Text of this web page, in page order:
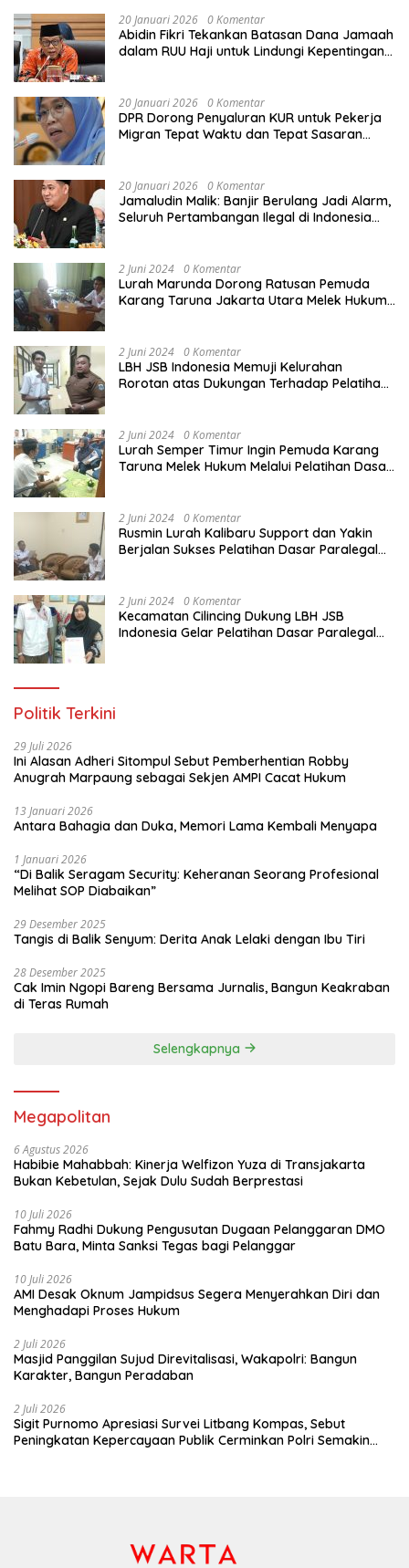
20 Januari 2026 0 Komentar
Abidin Fikri Tekankan Batasan Dana Jamaah
dalam RUU Haji untuk Lindungi Kepentingan
20 Januari 2026 0 Komentar
DPR Dorong Penyaluran KUR untuk Pekerja
Migran Tepat Waktu dan Tepat Sasaran
20 Januari 2026 0 Komentar
Jamaludin Malik: Banjir Berulang Jadi Alarm,
Seluruh Pertambangan Ilegal di Indonesia
2 Juni 2024 0 Komentar
Lurah Marunda Dorong Ratusan Pemuda
Karang Taruna Jakarta Utara Melek Hukum
2 Juni 2024 0 Komentar
LBH JSB Indonesia Memuji Kelurahan
Rorotan atas Dukungan Terhadap Pelatihan
2 Juni 2024 0 Komentar
Lurah Semper Timur Ingin Pemuda Karang
Taruna Melek Hukum Melalui Pelatihan Dasar
2 Juni 2024 0 Komentar
Rusmin Lurah Kalibaru Support dan Yakin
Berjalan Sukses Pelatihan Dasar Paralegal
2 Juni 2024 0 Komentar
Kecamatan Cilincing Dukung LBH JSB
Indonesia Gelar Pelatihan Dasar Paralegal
Politik Terkini
29 Juli 2026
Ini Alasan Adheri Sitompul Sebut Pemberhentian Robby
Anugrah Marpaung sebagai Sekjen AMPI Cacat Hukum
13 Januari 2026
Antara Bahagia dan Duka, Memori Lama Kembali Menyapa
1 Januari 2026
“Di Balik Seragam Security: Keheranan Seorang Profesional
Melihat SOP Diabaikan”
29 Desember 2025
Tangis di Balik Senyum: Derita Anak Lelaki dengan Ibu Tiri
28 Desember 2025
Cak Imin Ngopi Bareng Bersama Jurnalis, Bangun Keakraban
di Teras Rumah
Selengkapnya
Megapolitan
6 Agustus 2026
Habibie Mahabbah: Kinerja Welfizon Yuza di Transjakarta
Bukan Kebetulan, Sejak Dulu Sudah Berprestasi
10 Juli 2026
Fahmy Radhi Dukung Pengusutan Dugaan Pelanggaran DMO
Batu Bara, Minta Sanksi Tegas bagi Pelanggar
10 Juli 2026
AMI Desak Oknum Jampidsus Segera Menyerahkan Diri dan
Menghadapi Proses Hukum
2 Juli 2026
Masjid Panggilan Sujud Direvitalisasi, Wakapolri: Bangun
Karakter, Bangun Peradaban
2 Juli 2026
Sigit Purnomo Apresiasi Survei Litbang Kompas, Sebut
Peningkatan Kepercayaan Publik Cerminkan Polri Semakin